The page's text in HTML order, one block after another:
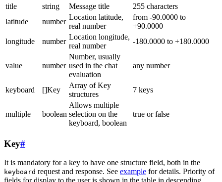
title
string Message title
255 characters
latitude
number
Location latitude,
real number
from -90.0000 to
+90.0000
longitude
number
Location longitude,
real number
-180.0000 to +180.0000
value number
Number, usually
used in the chat
evaluation
any number
keyboard []Key
Array of Key
structures
7 keys
multiple boolean
Allows multiple
selection on the
keyboard, boolean
true or false
Key#
It is mandatory for a key to have one structure field, both in the
keyboard request and response. See example for details. Priority of